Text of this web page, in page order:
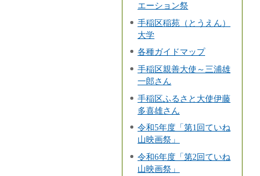
エーション祭
手稲区稲苑（とうえん）
大学
各種ガイドマップ
手稲区親善大使～三浦雄
一郎さん
手稲区ふるさと大使伊藤
多喜雄さん
令和5年度「第1回ていね
山映画祭」
令和6年度「第2回ていね
山映画祭」